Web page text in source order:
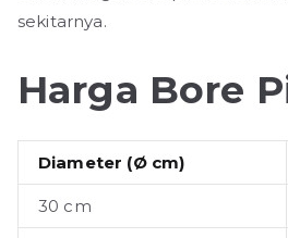
sekitarnya.
Harga Bore
Diameter (Ø cm)
30 cm